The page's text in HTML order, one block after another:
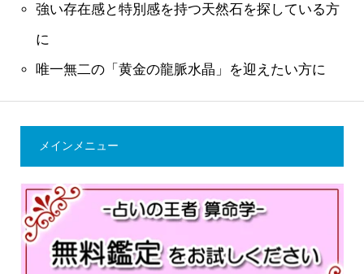
強い存在感と特別感を持つ天然石を探している方
に
唯一無二の「黄金の龍脈水晶」を迎えたい方に
メインメニュー